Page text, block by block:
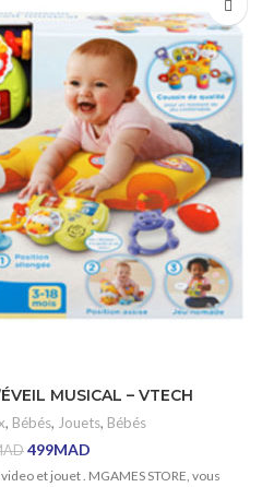
MUSICAL – VTECH
, Bébés, Jouets, Bébés
499MAD
et jouet . MGAMES STORE, vous